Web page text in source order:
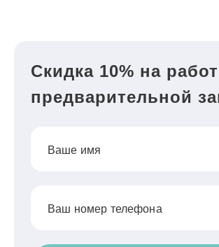
Скидка 10% на
предварительной
Ваше имя
Ваш номер телефона